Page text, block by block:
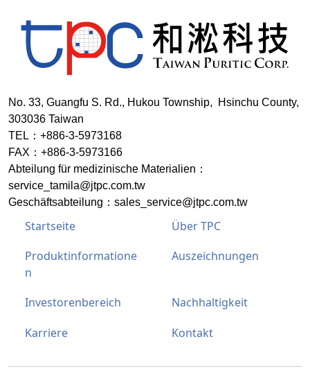
No. 33, Guangfu S. Rd., Hukou Township, Hsinchu County,
303036 Taiwan
TEL：+886-3-5973168
FAX：+886-3-5973166
Abteilung für medizinische Materialien ：
service_tamila@jtpc.com.tw
Geschäftsabteilung： sales_service@jtpc.com.tw
Startseite
Über TPC
Produktinformatione
n
Auszeichnungen
Investorenbereich
Nachhaltigkeit
Karriere
Kontakt